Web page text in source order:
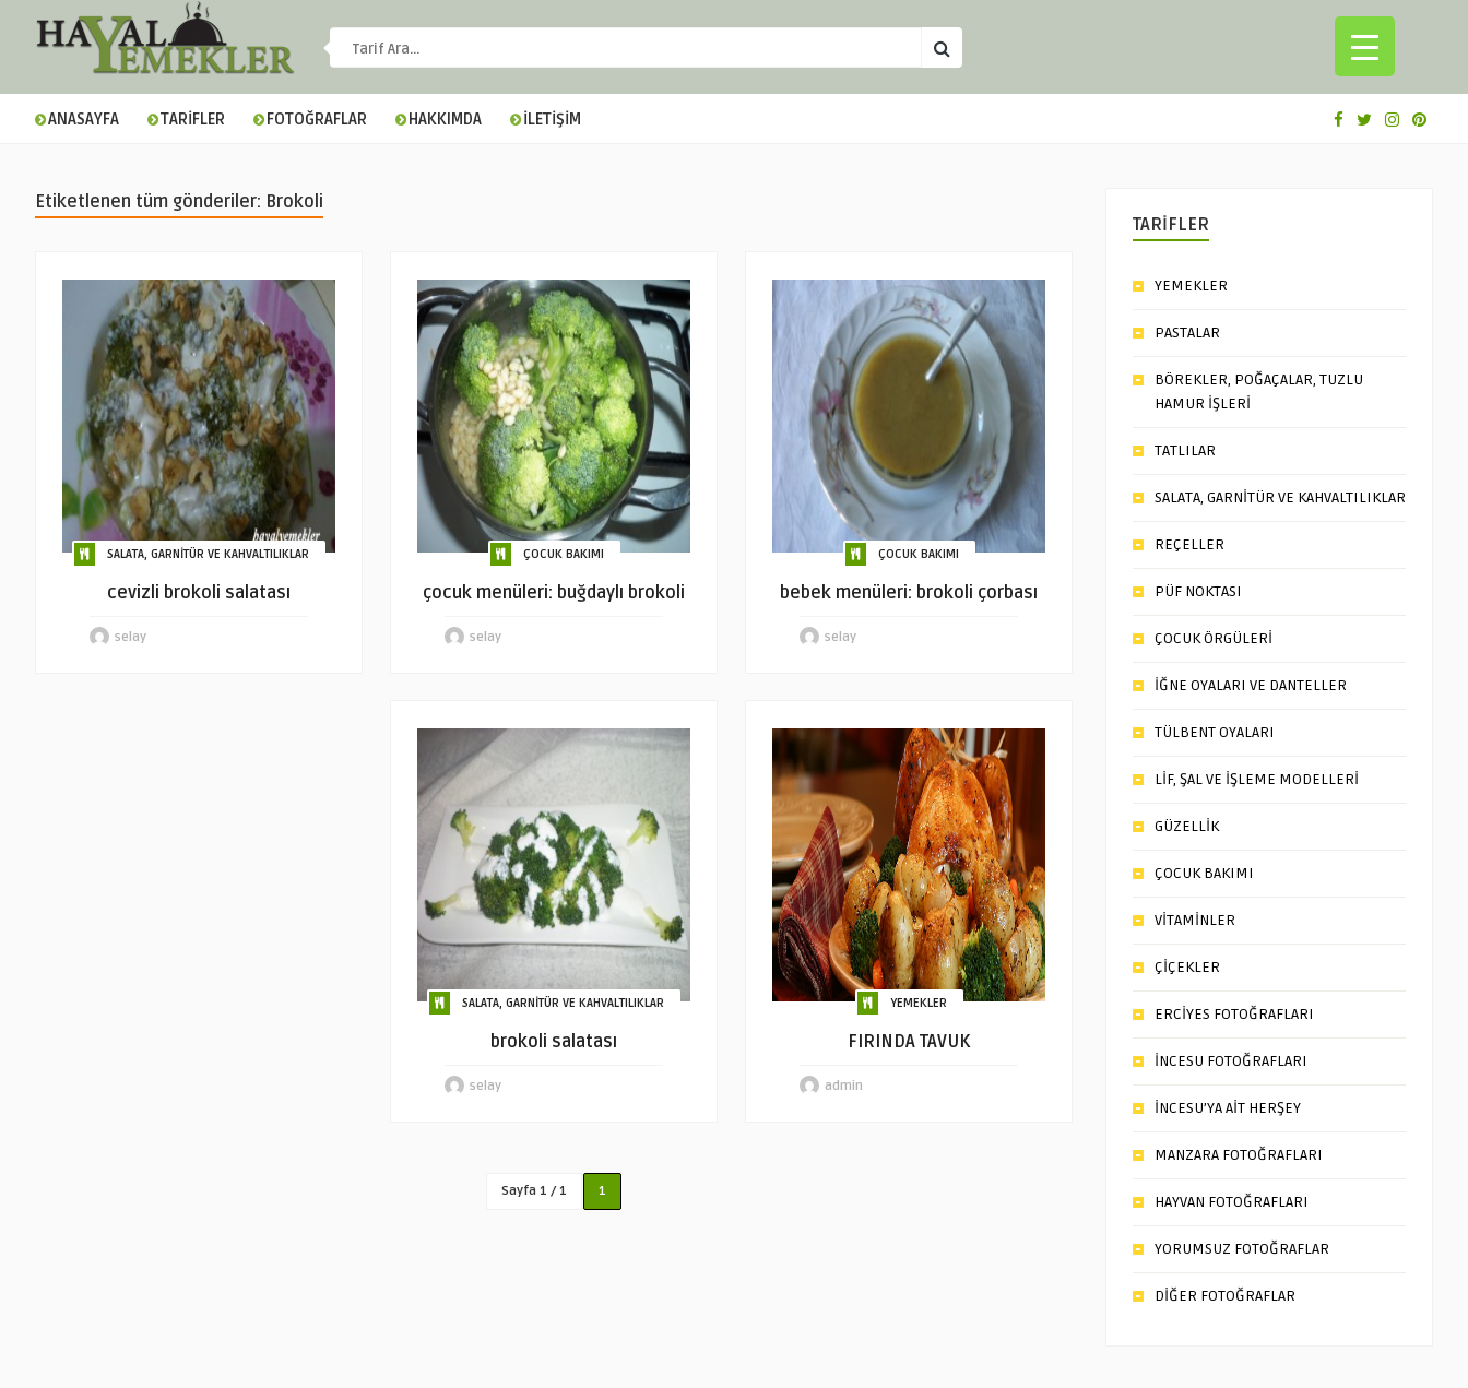
ANASAYFA TARİFLER FOTOĞRAFLAR HAKKIMDA İLETİŞİM
Etiketlenen tüm gönderiler: Brokoli
SALATA, GARNİTÜR VE KAHVALTILIKLAR
cevizli brokoli salatası
selay
ÇOCUK BAKIMI
çocuk menüleri: buğdaylı brokoli
selay
ÇOCUK BAKIMI
bebek menüleri: brokoli çorbası
selay
SALATA, GARNİTÜR VE KAHVALTILIKLAR
brokoli salatası
selay
YEMEKLER
FIRINDA TAVUK
admin
Sayfa 1 / 1 1
TARİFLER
YEMEKLER
PASTALAR
BÖREKLER, POĞAÇALAR, TUZLU
HAMUR İŞLERİ
TATLILAR
SALATA, GARNİTÜR VE KAHVALTILIKLAR
REÇELLER
PÜF NOKTASI
ÇOCUK ÖRGÜLERİ
İĞNE OYALARI VE DANTELLER
TÜLBENT OYALARI
LİF, ŞAL VE İŞLEME MODELLERİ
GÜZELLİK
ÇOCUK BAKIMI
VİTAMİNLER
ÇİÇEKLER
ERCİYES FOTOĞRAFLARI
İNCESU FOTOĞRAFLARI
İNCESU’YA AİT HERŞEY
MANZARA FOTOĞRAFLARI
HAYVAN FOTOĞRAFLARI
YORUMSUZ FOTOĞRAFLAR
DİĞER FOTOĞRAFLAR